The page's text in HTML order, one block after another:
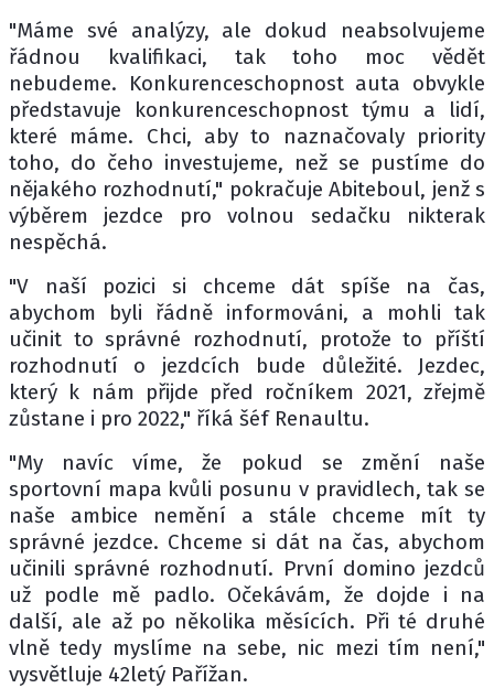
"Máme své analýzy, ale dokud neabsolvujeme
řádnou kvalifikaci, tak toho moc vědět
nebudeme. Konkurenceschopnost auta obvykle
představuje konkurenceschopnost týmu a lidí,
které máme. Chci, aby to naznačovaly priority
toho, do čeho investujeme, než se pustíme do
nějakého rozhodnutí," pokračuje Abiteboul, jenž s
výběrem jezdce pro volnou sedačku nikterak
nespěchá.
"V naší pozici si chceme dát spíše na čas,
abychom byli řádně informováni, a mohli tak
učinit to správné rozhodnutí, protože to příští
rozhodnutí o jezdcích bude důležité. Jezdec,
který k nám přijde před ročníkem 2021, zřejmě
zůstane i pro 2022," říká šéf Renaultu.
"My navíc víme, že pokud se změní naše
sportovní mapa kvůli posunu v pravidlech, tak se
naše ambice nemění a stále chceme mít ty
správné jezdce. Chceme si dát na čas, abychom
učinili správné rozhodnutí. První domino jezdců
už podle mě padlo. Očekávám, že dojde i na
další, ale až po několika měsících. Při té druhé
vlně tedy myslíme na sebe, nic mezi tím není,"
vysvětluje 42letý Pařížan.